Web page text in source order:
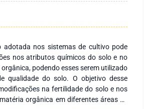
adotada nos sistemas de cultivo pode
nos atributos químicos do solo e no
podendo esses serem utilizado
qualidade do solo. O objetivo desse
na fertilidade do solo e nos
orgânica em diferentes áreas de